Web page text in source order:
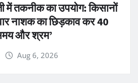
में तकनीक का उपयोग: किसानों
नाशक का छिड़काव कर 40
और श्रम’
Aug 6, 2026